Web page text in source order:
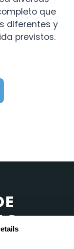
que
diferentes y
previstos.